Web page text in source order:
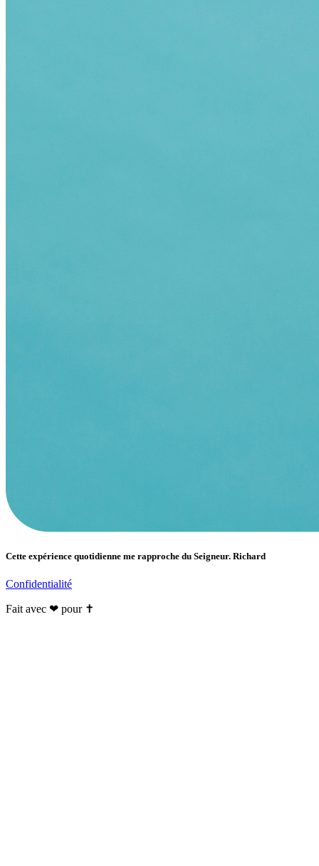
Cette expérience quotidienne me rapproche du Seigneur. Richard
Confidentialité
Fait avec ❤ pour ✝️️